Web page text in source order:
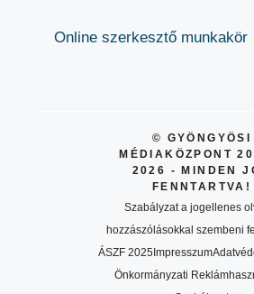
Online szerkesztő munkakör
© GYÖNGYÖSI
MÉDIAKÖZPONT
2026 - MINDEN
FENNTARTVA!
Szabályzat a jogellenes
hozzászólásokkal szembeni
ÁSZF 2025Impresszum
Önkormányzati